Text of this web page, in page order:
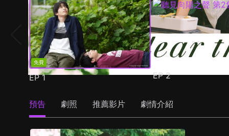
免費
EP1 EP2
預告 劇照 推薦影片 劇情介紹